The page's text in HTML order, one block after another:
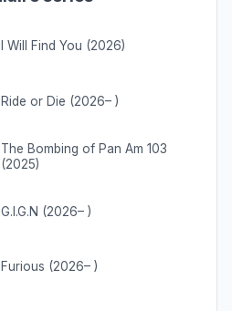
I Will Find You (2026)
Ride or Die (2026– )
The Bombing of Pan Am 103
(2025)
G.I.G.N (2026– )
Furious (2026– )